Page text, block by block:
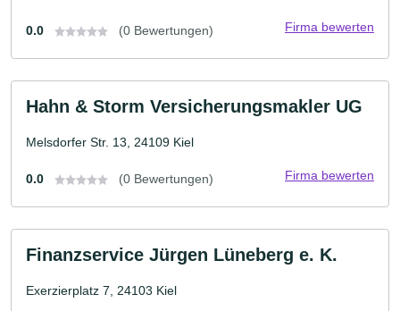
0.0 (0 Bewertungen) Firma bewerten
Hahn & Storm Versicherungsmakler UG
Melsdorfer Str. 13, 24109 Kiel
0.0 (0 Bewertungen) Firma bewerten
Finanzservice Jürgen Lüneberg e. K.
Exerzierplatz 7, 24103 Kiel